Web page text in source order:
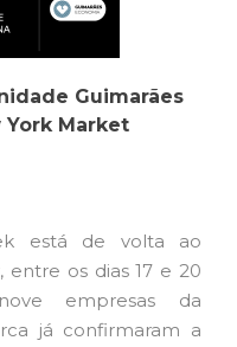
de
Guimarães
York Market
está de volta ao
os dias 17 e 20
empresas da
já confirmaram a